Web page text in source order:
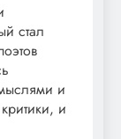
стал
и
и